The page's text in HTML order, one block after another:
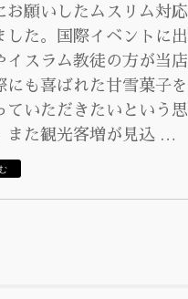
お願いしたムスリム対応
した。国際イベントに出
イスラム教徒の方が当店
にも喜ばれた甘雪菓子を
ていただきたいという思
また観光客増が見込 …